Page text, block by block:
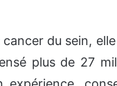
du sein,
plus de 27